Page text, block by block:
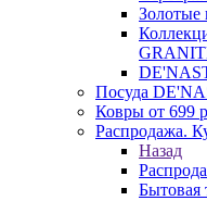
Золотые
Посуда
Ковры от 699
Распродажа.
Назад
Бытовая